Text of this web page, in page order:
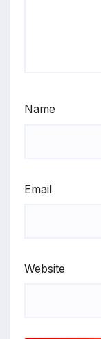
Name
Email
Website